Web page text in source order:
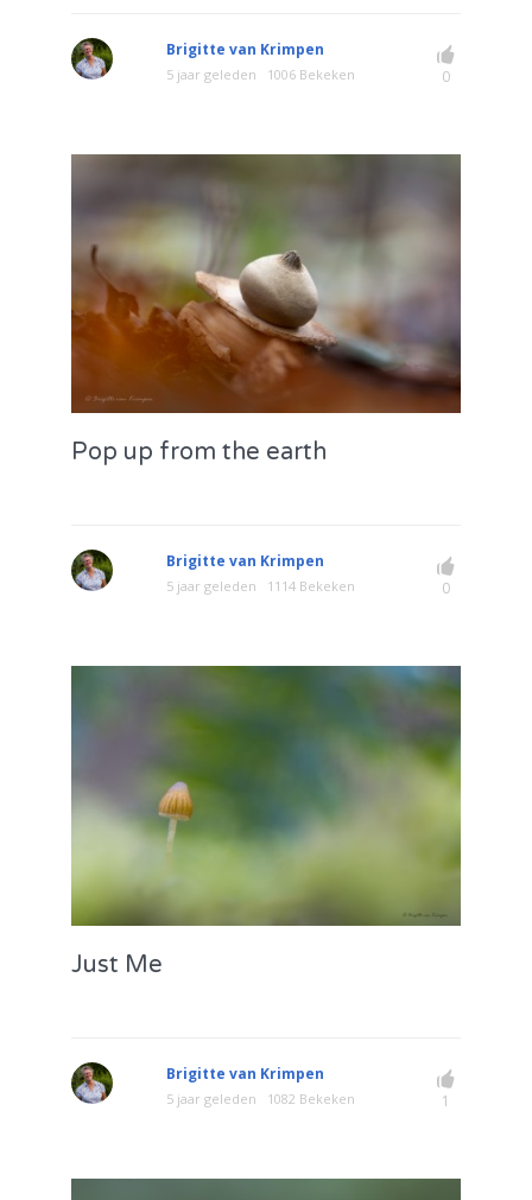
Brigitte van Krimpen
5 jaar geleden 1006 Bekeken 0
Pop up from the earth
Brigitte van Krimpen
5 jaar geleden 1114 Bekeken 0
Just Me
Brigitte van Krimpen
5 jaar geleden 1082 Bekeken 1